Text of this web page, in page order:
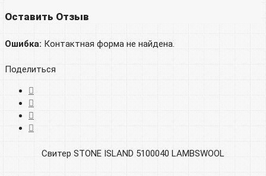
Оставить Отзыв
Ошибка: Контактная форма не найдена.
Поделиться
Свитер STONE ISLAND 5100040 LAMBSWOOL